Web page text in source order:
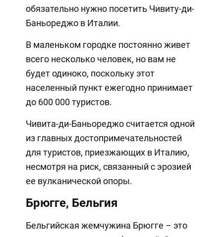
обязательно нужно посетить Чивиту-ди-
Баньореджо в Италии.
В маленьком городке постоянно живет
всего несколько человек, но вам не
будет одиноко, поскольку этот
населенный пункт ежегодно принимает
до 600 000 туристов.
Чивита-ди-Баньореджо считается одной
из главных достопримечательностей
для туристов, приезжающих в Италию,
несмотря на риск, связанный с эрозией
ее вулканической опоры.
Брюгге, Бельгия
Бельгийская жемчужина Брюгге – это